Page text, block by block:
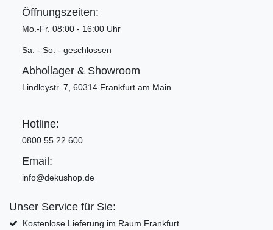
Öffnungszeiten:
Mo.-Fr. 08:00 - 16:00 Uhr
Sa. - So. - geschlossen
Abhollager & Showroom
Lindleystr. 7, 60314 Frankfurt am Main
Hotline:
0800 55 22 600
Email:
info@dekushop.de
Unser Service für Sie:
Kostenlose Lieferung im Raum Frankfurt